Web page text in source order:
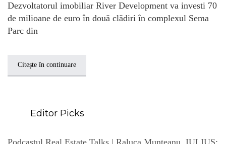
Dezvoltatorul imobiliar River Development va investi 70
de milioane de euro în două clădiri în complexul Sema
Parc din
Citește în continuare
Editor Picks